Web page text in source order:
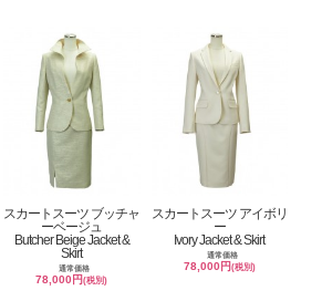
スカートスーツ ブッチャ
ーベージュ
Butcher Beige Jacket &
Skirt
通常価格
78,000円(税別)
スカートスーツ アイボリ
ー
Ivory Jacket & Skirt
通常価格
78,000円 (税別)